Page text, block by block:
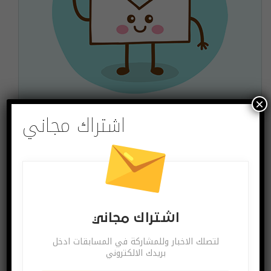
اشتراك مجاني
لتصلك الاخبار وللمشاركة في المسابقات ادخل بريدك
الالكتروني
اشتراك مجاني
اشتراك مجاني
لتصلك الاخبار وللمشاركة في المسابقات ادخل
بريدك الالكتروني
×